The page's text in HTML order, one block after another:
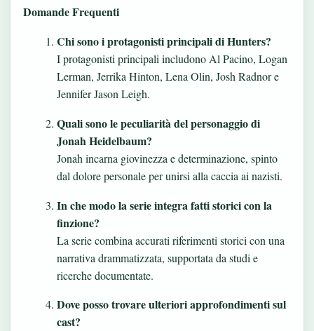
Domande Frequenti
Chi sono i protagonisti principali di Hunters?
I protagonisti principali includono Al Pacino, Logan
Lerman, Jerrika Hinton, Lena Olin, Josh Radnor e
Jennifer Jason Leigh.
Quali sono le peculiarità del personaggio di
Jonah Heidelbaum?
Jonah incarna giovinezza e determinazione, spinto
dal dolore personale per unirsi alla caccia ai nazisti.
In che modo la serie integra fatti storici con la
finzione?
La serie combina accurati riferimenti storici con una
narrativa drammatizzata, supportata da studi e
ricerche documentate.
Dove posso trovare ulteriori approfondimenti sul
cast?